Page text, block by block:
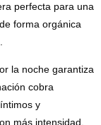
perfecta para una
forma orgánica
la noche garantiza
cobra
y
más intensidad.